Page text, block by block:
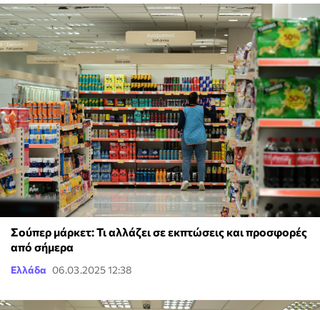
Σούπερ μάρκετ: Τι αλλάζει σε εκπτώσεις και προσφορές
από σήμερα
Ελλάδα 06.03.2025 12:38